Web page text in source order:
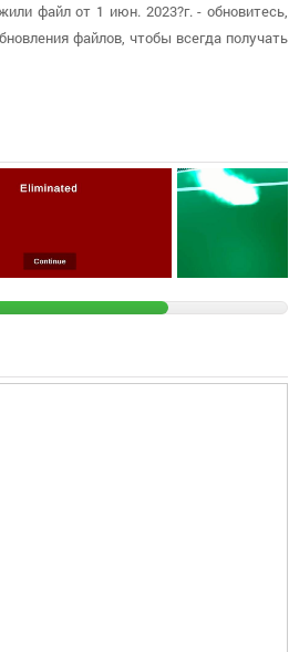
файл от 1 июн. 2023?г. - обновитесь,
файлов, чтобы всегда получать